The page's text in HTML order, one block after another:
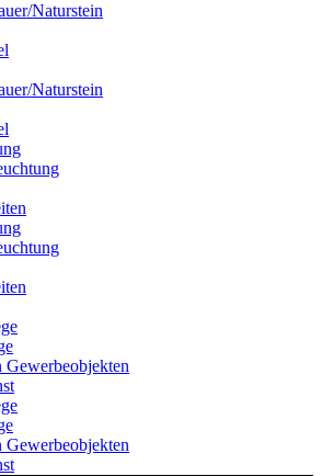
Naturstein
Naturstein
Gewerbeobjekten
Gewerbeobjekten